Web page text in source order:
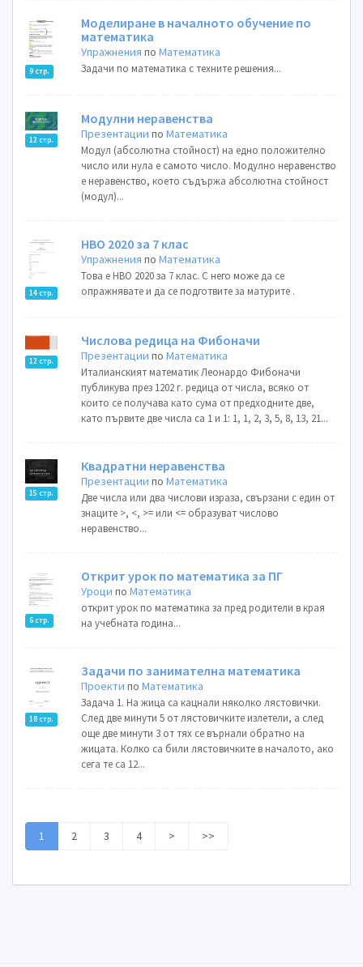
9 стр.
Моделиране в началното обучение по
математика
Упражнения поМатематика
Задачи по математика с техните решения...
12 стр.
Модулни неравенства
Презентации поМатематика
Модул (абсолютна стойност) на едно положително
число или нула е самото число. Модулно неравенство
е неравенство, което съдържа абсолютна стойност
(модул)...
14 стр.
НВО 2020 за 7 клас
Упражнения поМатематика
Това е НВО 2020 за 7 клас. С него може да се
опражнявате и да се подготвите за матурите .
12 стр.
Числова редица на Фибоначи
Презентации поМатематика
Италианският математик Леонардо Фибоначи
публикува през 1202 г. редица от числа, всяко от
които се получава като сума от предходните две,
като първите две числа са 1 и 1: 1, 1, 2, 3, 5, 8, 13, 21...
15 стр.
Квадратни неравенства
Презентации поМатематика
Две числа или два числови израза, свързани с един от
знаците >, <, >= или <= образуват числово
неравенство...
6 стр.
Открит урок по математика за ПГ
Уроци поМатематика
открит урок по математика за пред родители в края
на учебната година...
18 стр.
Задачи по занимателна математика
Проекти поМатематика
Задача 1. На жица са кацнали няколко лястовички.
След две минути 5 от лястовичките излетели, а след
още две минути 3 от тях се върнали обратно на
жицата. Колко са били лястовичките в началото, ако
сега те са 12...
1 2 3 4 > >>